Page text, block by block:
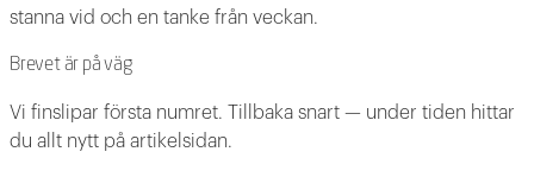
stanna vid och en tanke från veckan.
Brevet är på väg
Vi finslipar första numret. Tillbaka snart — under tiden hittar
du allt nytt på artikelsidan.